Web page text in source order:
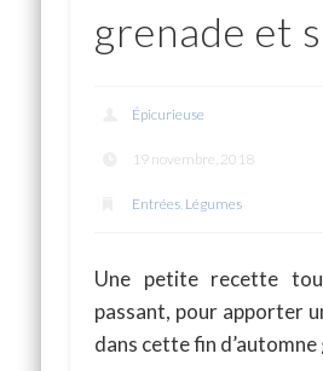
grenade et
Épicurieuse
19 novembre, 2018
Entrées, Légumes
Une petite recette
passant, pour apporter
dans cette fin